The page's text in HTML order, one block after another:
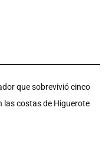
que sobrevivió cinco
las costas de Higuerote